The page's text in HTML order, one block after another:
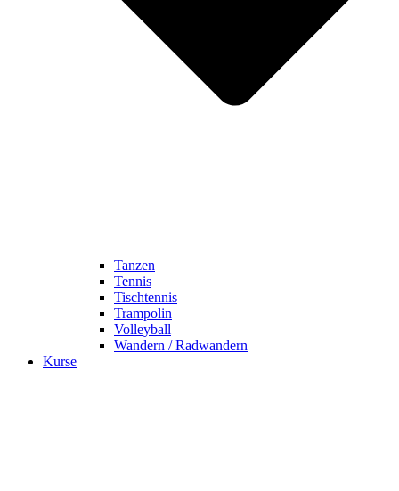
Tanzen
Tennis
Tischtennis
Trampolin
Volleyball
Wandern / Radwandern
Kurse